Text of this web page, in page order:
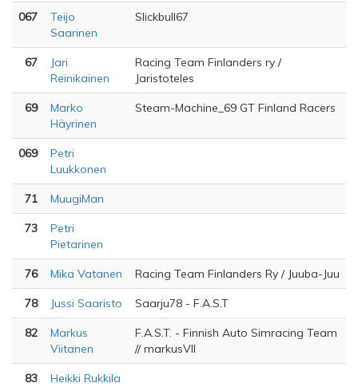
067
Teijo
Saarinen
Slickbull67
67
Jari
Reinikainen
Racing Team Finlanders ry /
Jaristoteles
69
Marko
Häyrinen
Steam-Machine_69 GT Finland Racers
069
Petri
Luukkonen
71 MuugiMan
73
Petri
Pietarinen
76 Mika Vatanen Racing Team Finlanders Ry / Juuba-Juu
78 Jussi Saaristo Saarju78 - F.A.S.T
82
Markus
Viitanen
F.A.S.T. - Finnish Auto Simracing Team
// markusVII
83 Heikki Rukkila